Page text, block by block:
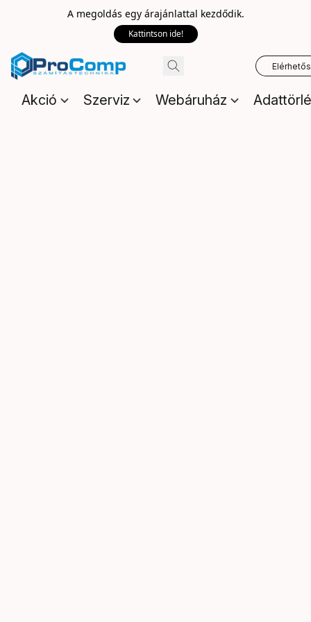
A megoldás egy árajánlattal kezdődik.
Kattintson ide!
Akció Szerviz Webáruház